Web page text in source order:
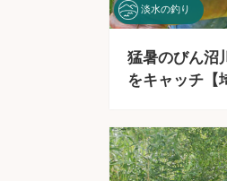
淡水の釣り
猛暑のびん沼
をキャッチ【